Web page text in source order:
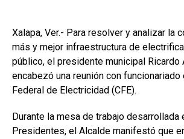
Xalapa, Ver.- Para resolver y analizar la
más y mejor infraestructura de
público, el presidente municipal Ricardo
encabezó una reunión con
Federal de Electricidad (CFE).
Durante la mesa de trabajo desarrollada
Presidentes, el Alcalde manifestó que